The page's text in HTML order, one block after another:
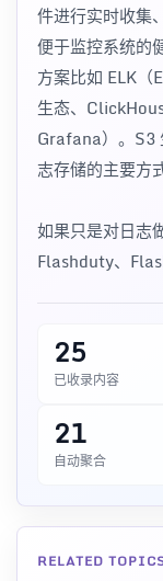
件进行实时收集
便于监控系统的
方案比如 ELK
生态、
Grafana）。S3
志存储的主要方
如果只是对日志
Flashduty、
25
已收录内容
21
自动聚合
RELATED